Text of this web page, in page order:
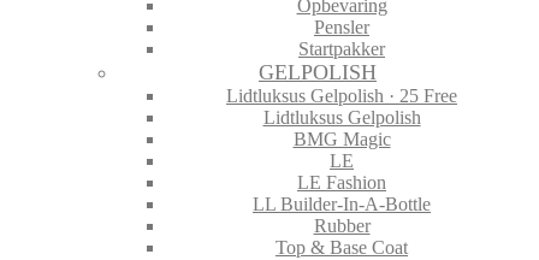
Opbevaring
Pensler
Startpakker
GELPOLISH
Lidtluksus Gelpolish · 25 Free
Lidtluksus Gelpolish
BMG Magic
LE
LE Fashion
LL Builder-In-A-Bottle
Rubber
Top & Base Coat